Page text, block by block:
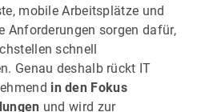
mobile Arbeitsplätze und
Anforderungen sorgen dafür,
schnell
Genau deshalb rückt IT
in den Fokus
und wird zur